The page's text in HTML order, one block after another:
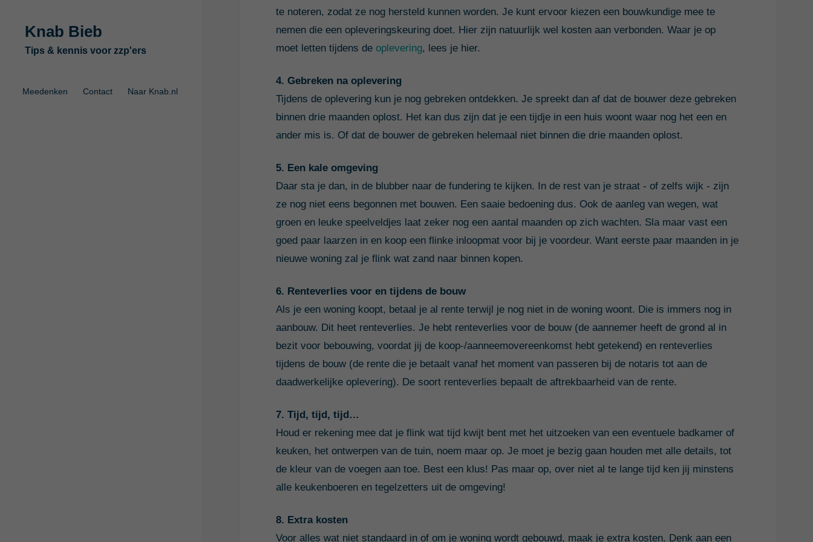
Knab Bieb
Tips & kennis voor zzp'ers
Meedenken Contact Naar Knab.nl
te noteren, zodat ze nog hersteld kunnen worden. Je kunt ervoor kiezen een bouwkundige mee te
nemen die een opleveringskeuring doet. Hier zijn natuurlijk wel kosten aan verbonden. Waar je op
moet letten tijdens de oplevering, lees je hier.
4. Gebreken na oplevering
Tijdens de oplevering kun je nog gebreken ontdekken. Je spreekt dan af dat de bouwer deze gebreken
binnen drie maanden oplost. Het kan dus zijn dat je een tijdje in een huis woont waar nog het een en
ander mis is. Of dat de bouwer de gebreken helemaal niet binnen die drie maanden oplost.
5. Een kale omgeving
Daar sta je dan, in de blubber naar de fundering te kijken. In de rest van je straat - of zelfs wijk - zijn
ze nog niet eens begonnen met bouwen. Een saaie bedoening dus. Ook de aanleg van wegen, wat
groen en leuke speelveldjes laat zeker nog een aantal maanden op zich wachten. Sla maar vast een
goed paar laarzen in en koop een flinke inloopmat voor bij je voordeur. Want eerste paar maanden in je
nieuwe woning zal je flink wat zand naar binnen kopen.
6. Renteverlies voor en tijdens de bouw
Als je een woning koopt, betaal je al rente terwijl je nog niet in de woning woont. Die is immers nog in
aanbouw. Dit heet renteverlies. Je hebt renteverlies voor de bouw (de aannemer heeft de grond al in
bezit voor bebouwing, voordat jij de koop-/aanneemovereenkomst hebt getekend) en renteverlies
tijdens de bouw (de rente die je betaalt vanaf het moment van passeren bij de notaris tot aan de
daadwerkelijke oplevering). De soort renteverlies bepaalt de aftrekbaarheid van de rente.
7. Tijd, tijd, tijd…
Houd er rekening mee dat je flink wat tijd kwijt bent met het uitzoeken van een eventuele badkamer of
keuken, het ontwerpen van de tuin, noem maar op. Je moet je bezig gaan houden met alle details, tot
de kleur van de voegen aan toe. Best een klus! Pas maar op, over niet al te lange tijd ken jij minstens
alle keukenboeren en tegelzetters uit de omgeving!
8. Extra kosten
Voor alles wat niet standaard in of om je woning wordt gebouwd, maak je extra kosten. Denk aan een